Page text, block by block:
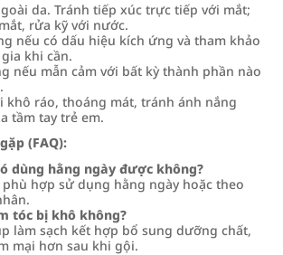
da. Tránh tiếp xúc trực tiếp với mắt;
rửa kỹ với nước.
nếu có dấu hiệu kích ứng và tham khảo
khi cần.
nếu mẫn cảm với bất kỳ thành phần nào
khô ráo, thoáng mát, tránh ánh nắng
tầm tay trẻ em.
(FAQ):
dùng hằng ngày được không?
phù hợp sử dụng hằng ngày hoặc theo
tóc bị khô không?
làm sạch kết hợp bổ sung dưỡng chất,
mại hơn sau khi gội.